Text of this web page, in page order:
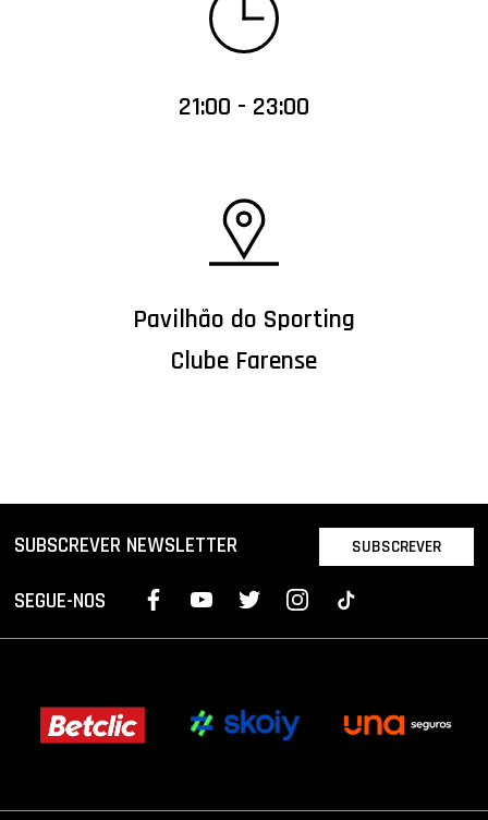
21:00 - 23:00
Pavilhão do Sporting
Clube Farense
SUBSCREVER NEWSLETTER SUBSCREVER
SEGUE-NOS